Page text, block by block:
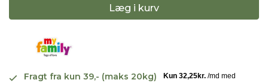
Læg i kurv
Fragt fra kun 39,- (maks 20kg)